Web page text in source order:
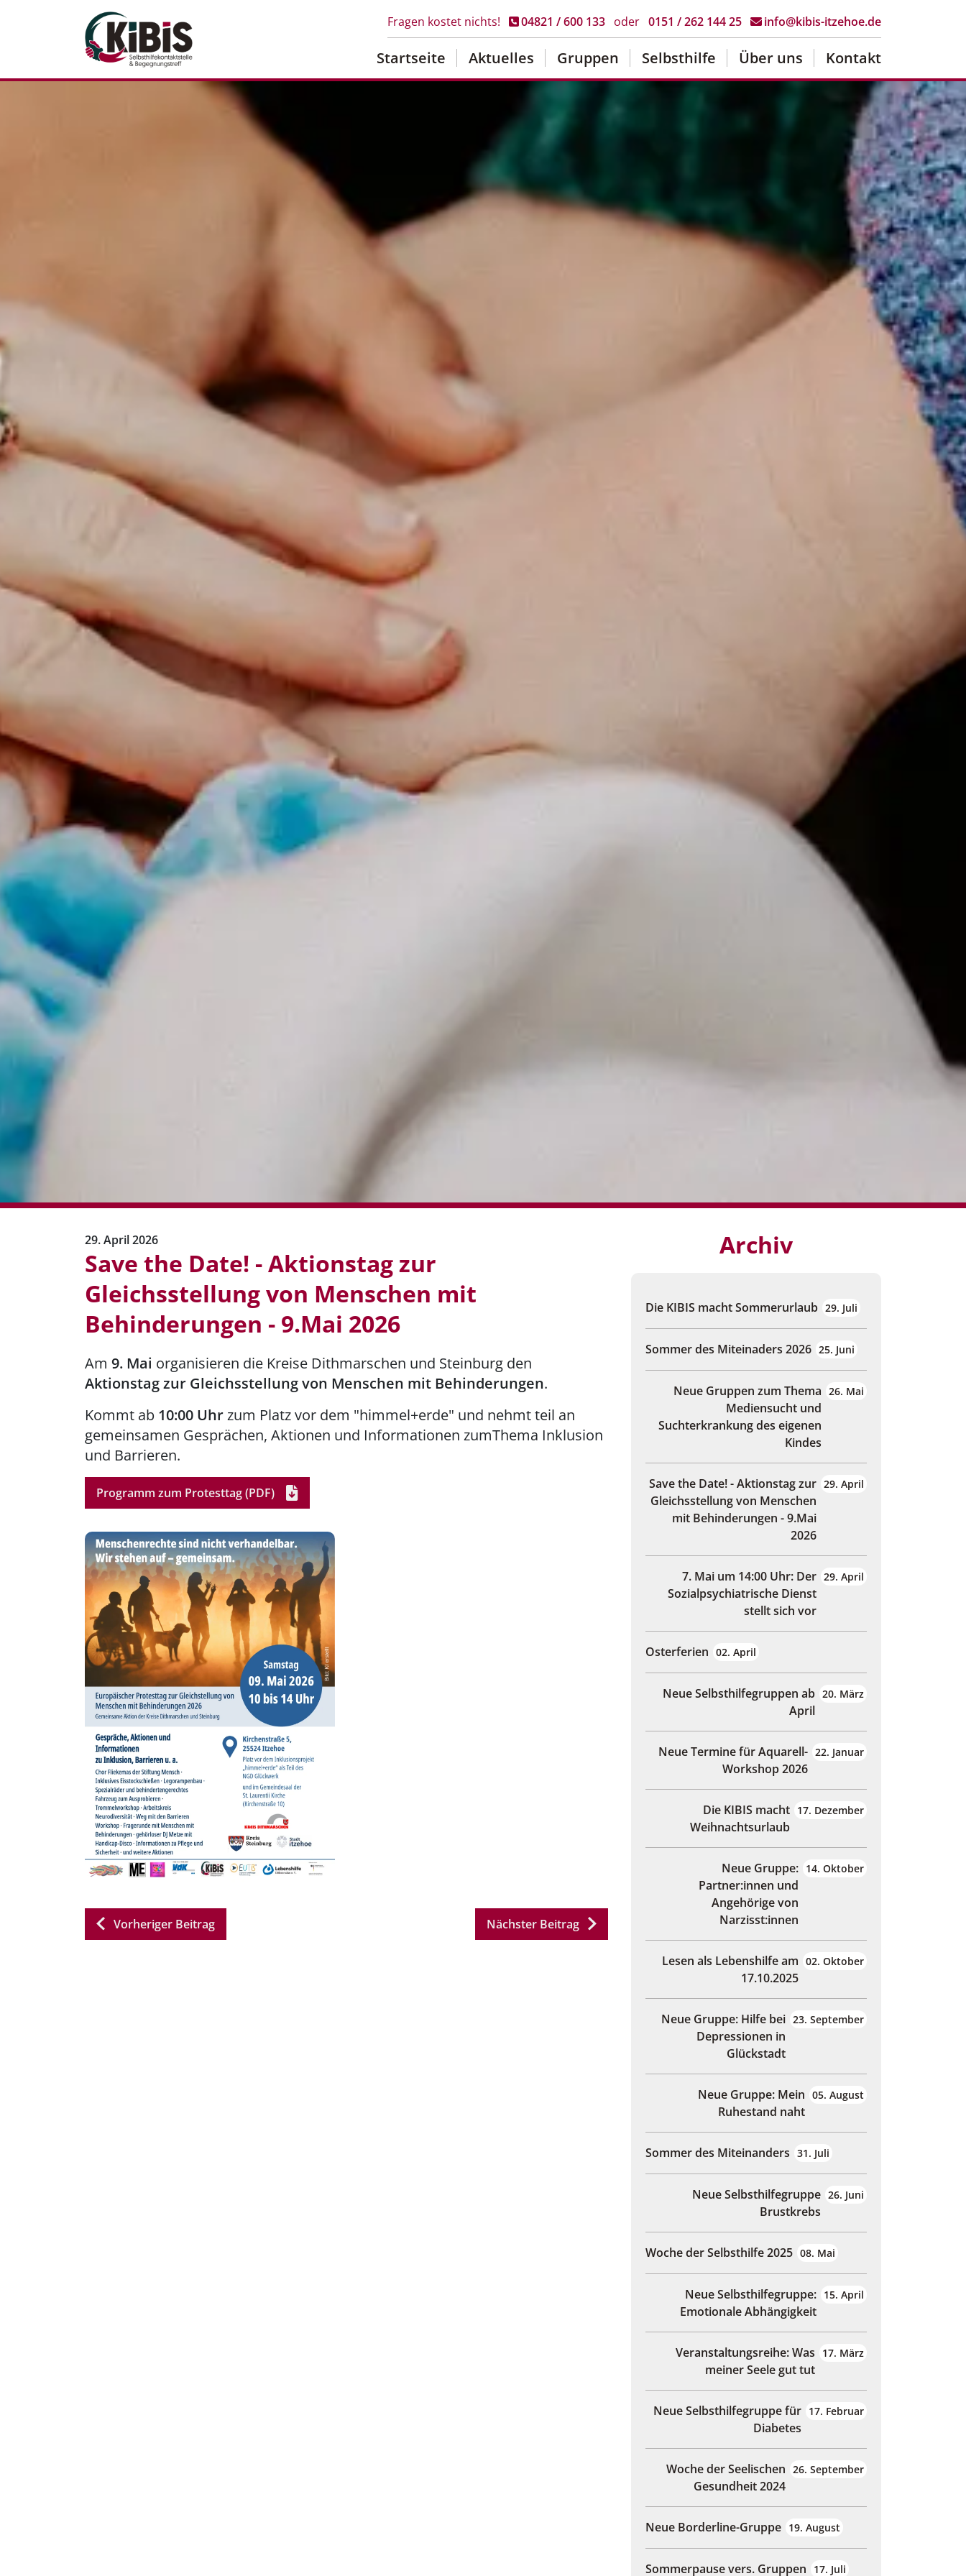
Fragen kostet nichts! 04821 / 600 133 oder 0151 / 262 144 25 info@kibis-itzehoe.de
Startseite Aktuelles Gruppen Selbsthilfe Über uns Kontakt
29. April 2026
Save the Date! - Aktionstag zur
Gleichsstellung von Menschen mit
Behinderungen - 9.Mai 2026
Am 9. Mai organisieren die Kreise Dithmarschen und Steinburg den
Aktionstag zur Gleichsstellung von Menschen mit Behinderungen.
Kommt ab 10:00 Uhrzum Platz vor dem "himmel+erde" und nehmt teil an
gemeinsamen Gesprächen, Aktionen und Informationen zumThema Inklusion
und Barrieren.
Programm zum Protesttag(PDF)
Vorheriger Beitrag Nächster Beitrag
Archiv
Die KIBIS macht Sommerurlaub 29. Juli
Sommer des Miteinaders 2026 25. Juni
Neue Gruppen zum Thema
Mediensucht und
Suchterkrankung des eigenen
Kindes
26. Mai
Save the Date! - Aktionstag zur
Gleichsstellung von Menschen
mit Behinderungen - 9.Mai
2026
29. April
7. Mai um 14:00 Uhr: Der
Sozialpsychiatrische Dienst
stellt sich vor
29. April
Osterferien 02. April
Neue Selbsthilfegruppen ab
April
20. März
Neue Termine für Aquarell-
Workshop 2026
22. Januar
Die KIBIS macht
Weihnachtsurlaub
17. Dezember
Neue Gruppe:
Partner:innen und
Angehörige von
Narzisst:innen
14. Oktober
Lesen als Lebenshilfe am
17.10.2025
02. Oktober
Neue Gruppe: Hilfe bei
Depressionen in
Glückstadt
23. September
Neue Gruppe: Mein
Ruhestand naht
05. August
Sommer des Miteinanders 31. Juli
Neue Selbsthilfegruppe
Brustkrebs
26. Juni
Woche der Selbsthilfe 2025 08. Mai
Neue Selbsthilfegruppe:
Emotionale Abhängigkeit
15. April
Veranstaltungsreihe: Was
meiner Seele gut tut
17. März
Neue Selbsthilfegruppe für
Diabetes
17. Februar
Woche der Seelischen
Gesundheit 2024
26. September
Neue Borderline-Gruppe 19. August
Sommerpause vers. Gruppen 17. Juli